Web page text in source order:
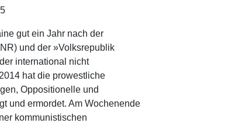
gut ein Jahr nach der
und der »Volksrepublik
international nicht
hat die prowestliche
Oppositionelle und
und ermordet. Am Wochenende
kommunistischen